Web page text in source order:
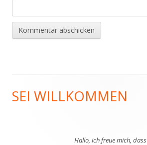
Haupt-
SEI WILLKOMMEN
Hallo, ich freue mich, dass